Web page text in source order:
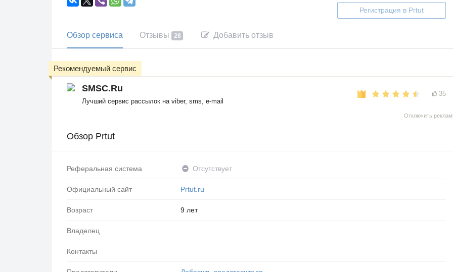
Регистрация в Prtut
Обзор сервиса Отзывы 28 Добавить отзыв
SMSC.Ru
Лучший сервис рассылок на viber, sms, e-mail
35
Рекомендуемый сервис
Отключить
Обзор Prtut
Реферальная система Отсутствует
Официальный сайт Prtut.ru
Возраст 9 лет
Владелец
Контакты